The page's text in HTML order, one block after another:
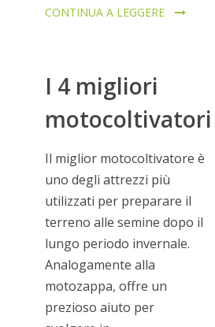
CONTINUA A LEGGERE
I 4 migliori
motocoltivatori
Il miglior motocoltivatore è
uno degli attrezzi più
utilizzati per preparare il
terreno alle semine dopo il
lungo periodo invernale.
Analogamente alla
motozappa, offre un
prezioso aiuto per